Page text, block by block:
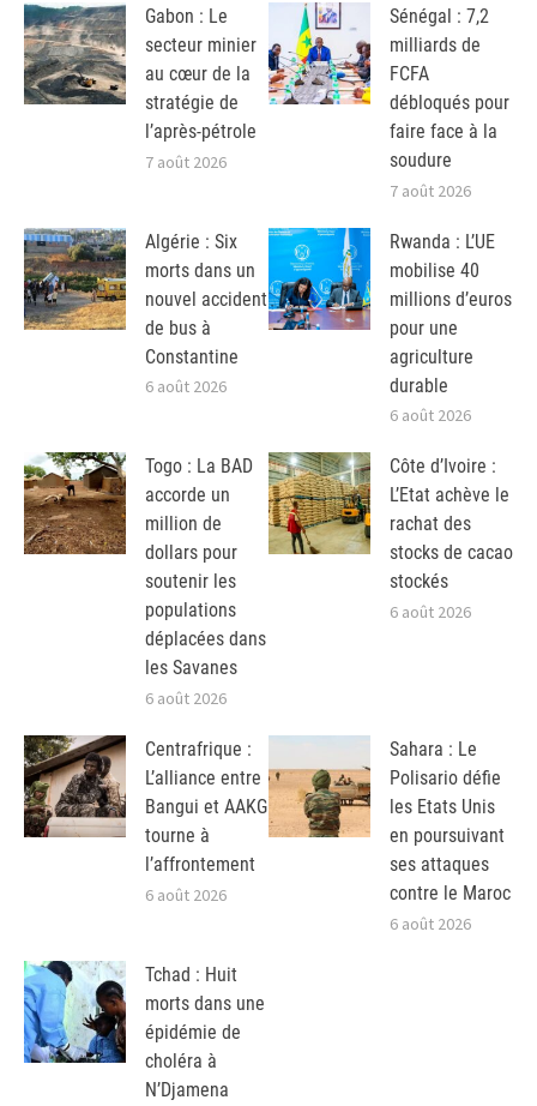
Gabon : Le
secteur minier
au cœur de la
stratégie de
l’après-pétrole
7 août 2026
Sénégal : 7,2
milliards de
FCFA
débloqués pour
faire face à la
soudure
7 août 2026
Algérie : Six
morts dans un
nouvel accident
de bus à
Constantine
6 août 2026
Rwanda : L’UE
mobilise 40
millions d’euros
pour une
agriculture
durable
6 août 2026
Togo : La BAD
accorde un
million de
dollars pour
soutenir les
populations
déplacées dans
les Savanes
6 août 2026
Côte d’Ivoire :
L’Etat achève le
rachat des
stocks de cacao
stockés
6 août 2026
Centrafrique :
L’alliance entre
Bangui et AAKG
tourne à
l’affrontement
6 août 2026
Sahara : Le
Polisario défie
les Etats Unis
en poursuivant
ses attaques
contre le Maroc
6 août 2026
Tchad : Huit
morts dans une
épidémie de
choléra à
N’Djamena